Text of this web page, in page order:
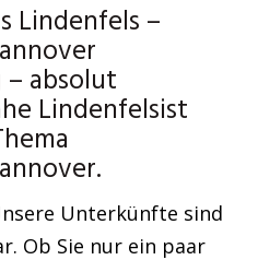
Lindenfels –
absolut
Lindenfelsist
Unterkünfte sind
Ob Sie nur ein paar